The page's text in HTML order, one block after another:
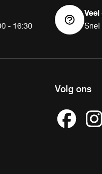
- 16:30
Volg ons